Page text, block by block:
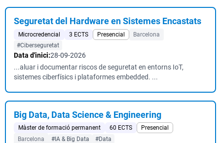
Seguretat del Hardware en Sistemes Encastats
Microcredencial 3 ECTS Presencial
Barcelona
#Ciberseguretat
Data d'inici:28-09-2026
...aluar i documentar riscos de seguretat en entorns IoT,
sistemes ciberfísics i plataformes embedded. ...
Big Data, Data Science & Engineering
Màster de formació permanent 60 ECTS
Presencial
Barcelona
#IA & Big Data #Data